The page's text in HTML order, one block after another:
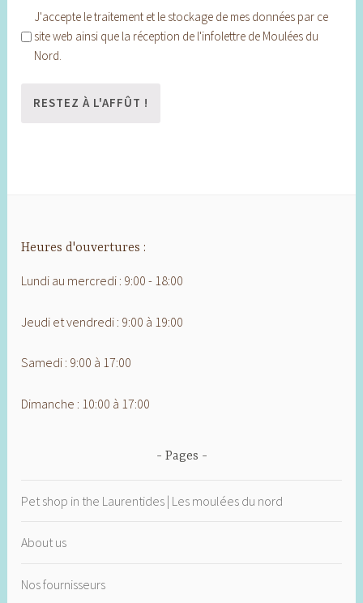
J'accepte le traitement et le stockage de mes données par ce
site web ainsi que la réception de l'infolettre de Moulées du
Nord.
Heures d'ouvertures :
Lundi au mercredi : 9:00 - 18:00
Jeudi et vendredi : 9:00 à 19:00
Samedi : 9:00 à 17:00
Dimanche : 10:00 à 17:00
Pages
Pet shop in the Laurentides | Les moulées du nord
About us
Nos fournisseurs